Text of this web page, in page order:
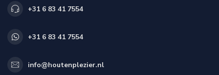
+31 6 83 41 7554
+31 6 83 41 7554
info@houtenplezier.nl